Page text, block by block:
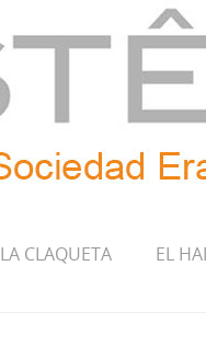
LA CLAQUETA EL